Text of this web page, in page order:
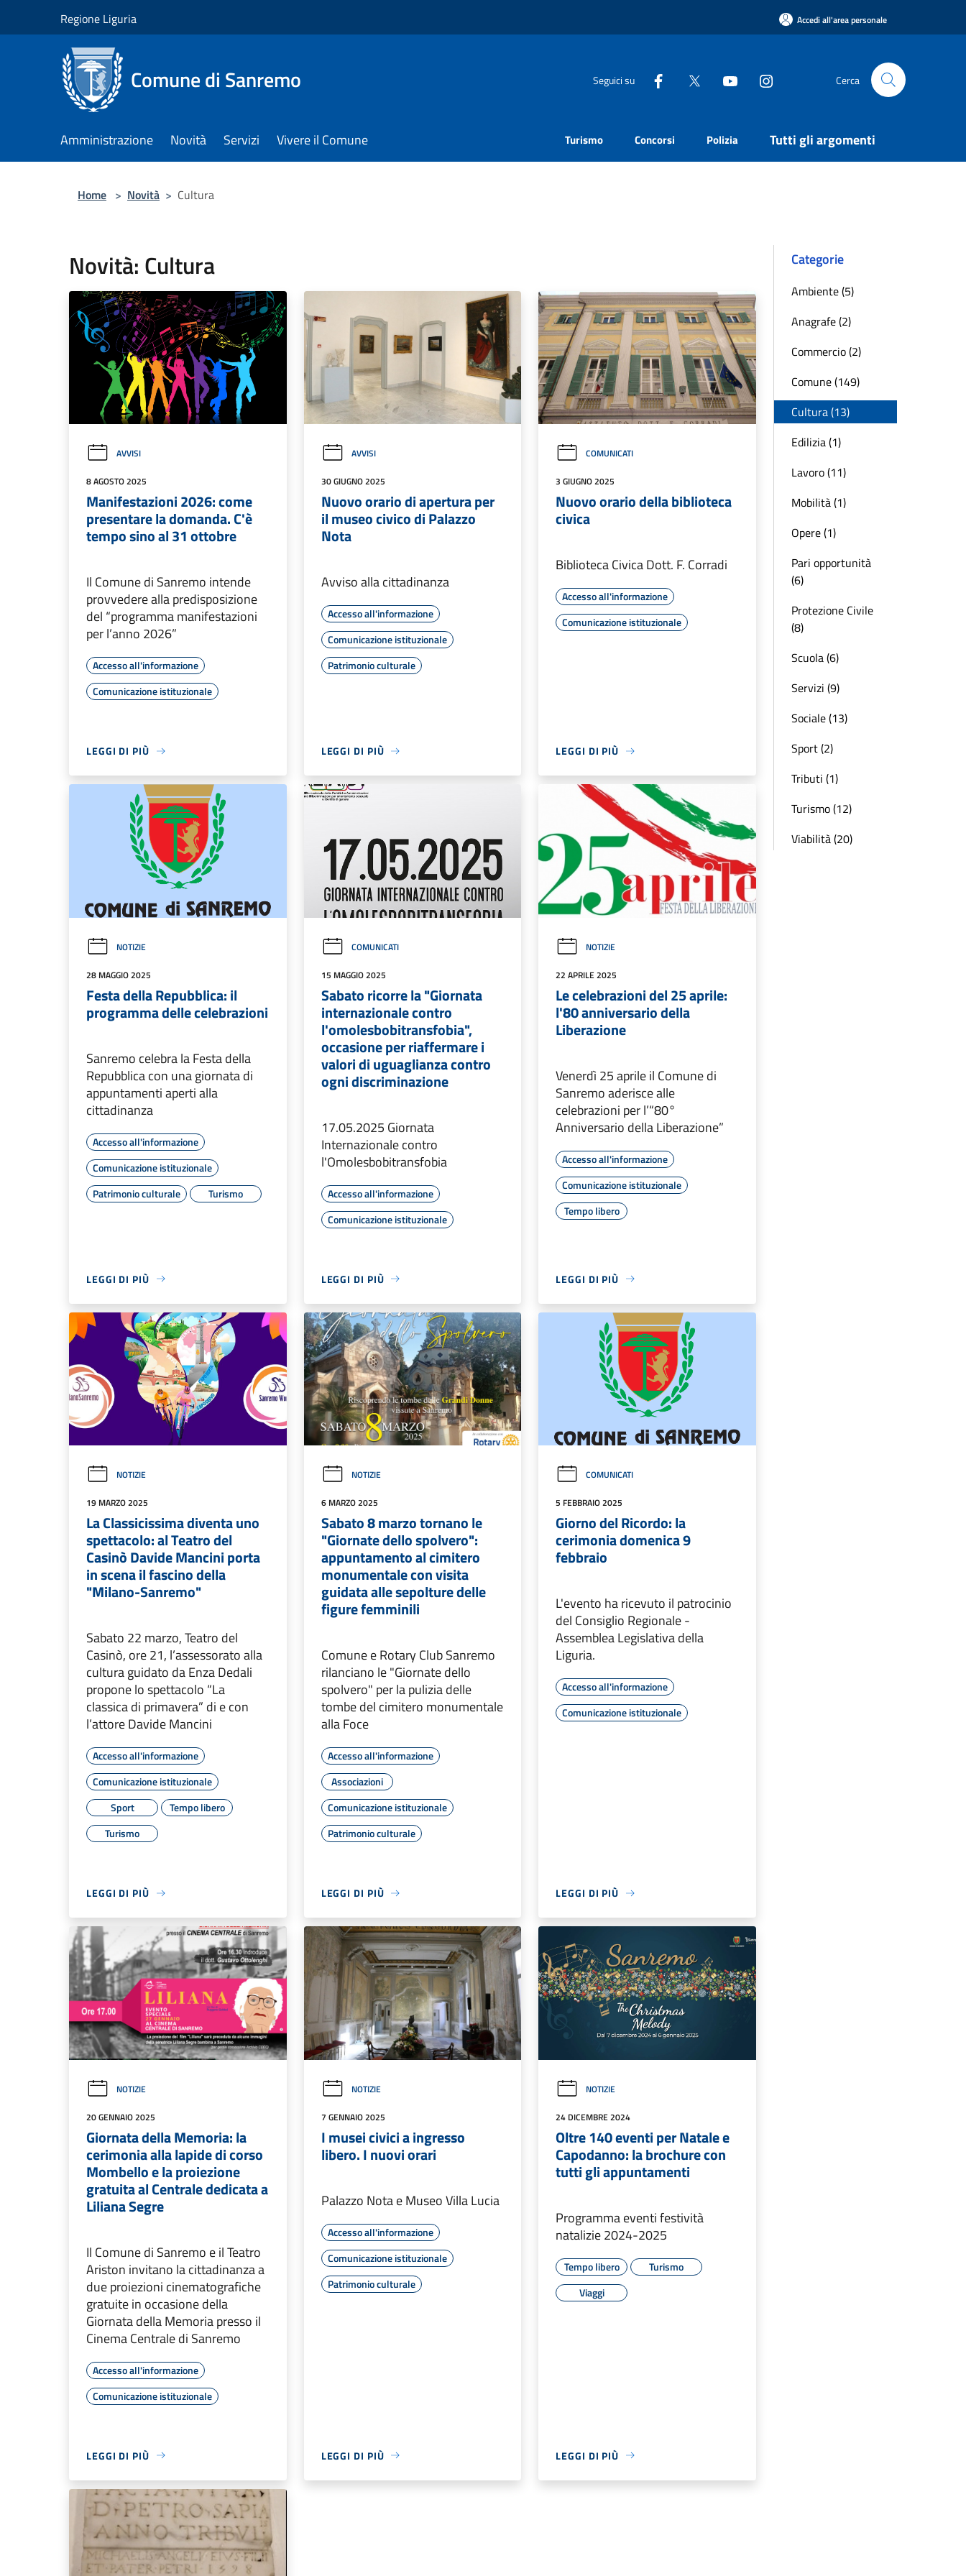
Regione Liguria Accedi all'area personale
Comune di Sanremo Seguici su Cerca
Amministrazione Novità Servizi Vivere il Comune Turismo Concorsi Polizia Tutti gli argomenti
Home > Novità > Cultura
Novità: Cultura
AVVISI
8 AGOSTO 2025
Manifestazioni 2026: come
presentare la domanda. C'è
tempo sino al 31 ottobre
Il Comune di Sanremo intende
provvedere alla predisposizione
del “programma manifestazioni
per l’anno 2026”
Accesso all'informazione
Comunicazione istituzionale
LEGGI DI PIÙ
AVVISI
30 GIUGNO 2025
Nuovo orario di apertura per
il museo civico di Palazzo
Nota
Avviso alla cittadinanza
Accesso all'informazione
Comunicazione istituzionale
Patrimonio culturale
LEGGI DI PIÙ
COMUNICATI
3 GIUGNO 2025
Nuovo orario della biblioteca
civica
Biblioteca Civica Dott. F. Corradi
Accesso all'informazione
Comunicazione istituzionale
LEGGI DI PIÙ
NOTIZIE
28 MAGGIO 2025
Festa della Repubblica: il
programma delle celebrazioni
Sanremo celebra la Festa della
Repubblica con una giornata di
appuntamenti aperti alla
cittadinanza
Accesso all'informazione
Comunicazione istituzionale
Patrimonio culturale
Turismo
LEGGI DI PIÙ
COMUNICATI
15 MAGGIO 2025
Sabato ricorre la "Giornata
internazionale contro
l'omolesbobitransfobia",
occasione per riaffermare i
valori di uguaglianza contro
ogni discriminazione
17.05.2025 Giornata
Internazionale contro
l'Omolesbobitransfobia
Accesso all'informazione
Comunicazione istituzionale
LEGGI DI PIÙ
NOTIZIE
22 APRILE 2025
Le celebrazioni del 25 aprile:
l'80 anniversario della
Liberazione
Venerdì 25 aprile il Comune di
Sanremo aderisce alle
celebrazioni per l’“80°
Anniversario della Liberazione”
Accesso all'informazione
Comunicazione istituzionale
Tempo libero
LEGGI DI PIÙ
NOTIZIE
19 MARZO 2025
La Classicissima diventa uno
spettacolo: al Teatro del
Casinò Davide Mancini porta
in scena il fascino della
"Milano-Sanremo"
Sabato 22 marzo, Teatro del
Casinò, ore 21, l’assessorato alla
cultura guidato da Enza Dedali
propone lo spettacolo “La
classica di primavera” di e con
l’attore Davide Mancini
Accesso all'informazione
Comunicazione istituzionale
Sport
Tempo libero
Turismo
LEGGI DI PIÙ
NOTIZIE
6 MARZO 2025
Sabato 8 marzo tornano le
"Giornate dello spolvero":
appuntamento al cimitero
monumentale con visita
guidata alle sepolture delle
figure femminili
Comune e Rotary Club Sanremo
rilanciano le "Giornate dello
spolvero" per la pulizia delle
tombe del cimitero monumentale
alla Foce
Accesso all'informazione
Associazioni
Comunicazione istituzionale
Patrimonio culturale
LEGGI DI PIÙ
COMUNICATI
5 FEBBRAIO 2025
Giorno del Ricordo: la
cerimonia domenica 9
febbraio
L'evento ha ricevuto il patrocinio
del Consiglio Regionale -
Assemblea Legislativa della
Liguria.
Accesso all'informazione
Comunicazione istituzionale
LEGGI DI PIÙ
NOTIZIE
20 GENNAIO 2025
Giornata della Memoria: la
cerimonia alla lapide di corso
Mombello e la proiezione
gratuita al Centrale dedicata a
Liliana Segre
Il Comune di Sanremo e il Teatro
Ariston invitano la cittadinanza a
due proiezioni cinematografiche
gratuite in occasione della
Giornata della Memoria presso il
Cinema Centrale di Sanremo
Accesso all'informazione
Comunicazione istituzionale
LEGGI DI PIÙ
NOTIZIE
7 GENNAIO 2025
I musei civici a ingresso
libero. I nuovi orari
Palazzo Nota e Museo Villa Lucia
Accesso all'informazione
Comunicazione istituzionale
Patrimonio culturale
LEGGI DI PIÙ
NOTIZIE
24 DICEMBRE 2024
Oltre 140 eventi per Natale e
Capodanno: la brochure con
tutti gli appuntamenti
Programma eventi festività
natalizie 2024-2025
Tempo libero
Turismo
Viaggi
LEGGI DI PIÙ
Categorie
Ambiente (5)
Anagrafe (2)
Commercio (2)
Comune (149)
Cultura (13)
Edilizia (1)
Lavoro (11)
Mobilità (1)
Opere (1)
Pari opportunità
(6)
Protezione Civile
(8)
Scuola (6)
Servizi (9)
Sociale (13)
Sport (2)
Tributi (1)
Turismo (12)
Viabilità (20)